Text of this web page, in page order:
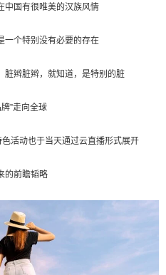
中国有很唯美的汉族风情
一个特别没有必要的存在
脏辫脏辫，就知道，是特别的脏
”走向全球
活动也于当天通过云直播形式展开
的前瞻韬略